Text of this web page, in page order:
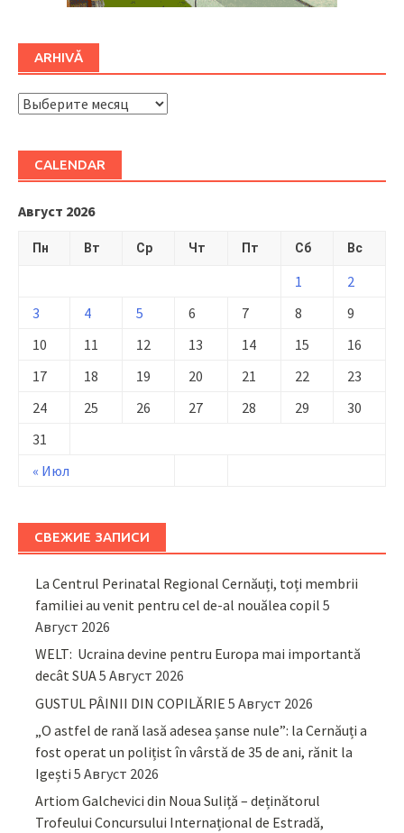
ARHIVĂ
ARHIVĂ
CALENDAR
Август 2026
Пн Вт Ср Чт Пт Сб Вс
« Июл
1
2
3
4 5 6 7 8
9
10
11 12 13 14 15
16
17
18 19 20 21 22
23
24
25 26 27 28 29
30
31
СВЕЖИЕ ЗАПИСИ
La Centrul Perinatal Regional Cernăuți, toți membrii
familiei au venit pentru cel de-al nouălea copil 5
Август 2026
WELT: Ucraina devine pentru Europa mai importantă
decât SUA5 Август 2026
GUSTUL PÂINII DIN COPILĂRIE 5 Август 2026
„O astfel de rană lasă adesea șanse nule”: la Cernăuți a
fost operat un polițist în vârstă de 35 de ani, rănit la
Igești 5 Август 2026
Artiom Galchevici din Noua Suliță – deținătorul
Trofeului Concursului Internațional de Estradă,